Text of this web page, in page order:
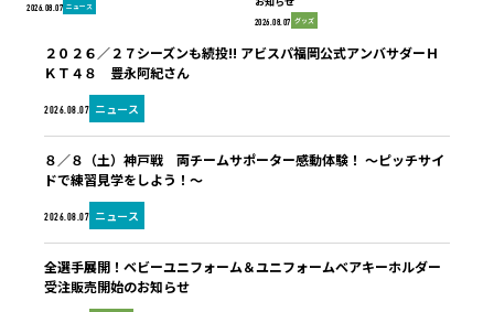
2026.08.07 ニュース
2026.08.07 グッズ
2026.08.07 ニュース
２０２６／２７シーズンも続投!! アビスパ福岡公式アンバサダーＨ
ＫＴ４８ 豊永阿紀さん
2026.08.07 ニュース
８／８（土）神戸戦 両チームサポーター感動体験！ ～ピッチサイ
ドで練習見学をしよう！～
全選手展開！ベビーユニフォーム＆ユニフォームベアキーホルダー
受注販売開始のお知らせ